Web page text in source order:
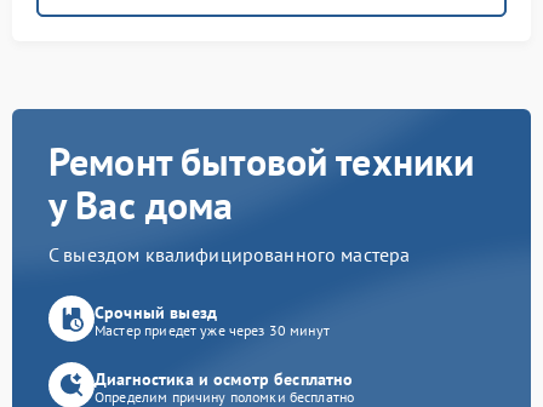
Ремонт бытовой техники
у Вас дома
С выездом квалифицированного мастера
Срочный выезд
Мастер приедет уже через 30 минут
Диагностика и осмотр бесплатно
Определим причину поломки бесплатно